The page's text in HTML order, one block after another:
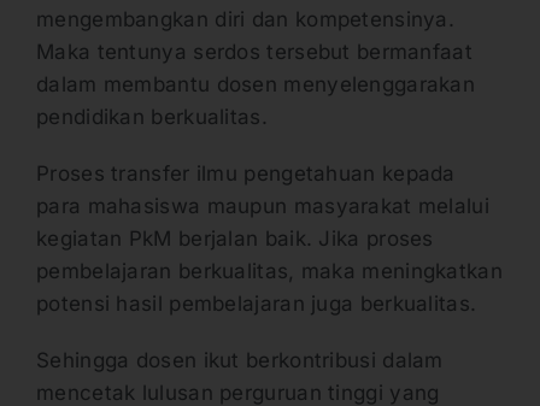
mengembangkan diri dan kompetensinya.
Maka tentunya serdos tersebut bermanfaat
dalam membantu dosen menyelenggarakan
pendidikan berkualitas.
Proses transfer ilmu pengetahuan kepada
para mahasiswa maupun masyarakat melalui
kegiatan PkM berjalan baik. Jika proses
pembelajaran berkualitas, maka meningkatkan
potensi hasil pembelajaran juga berkualitas.
Sehingga dosen ikut berkontribusi dalam
mencetak lulusan perguruan tinggi yang